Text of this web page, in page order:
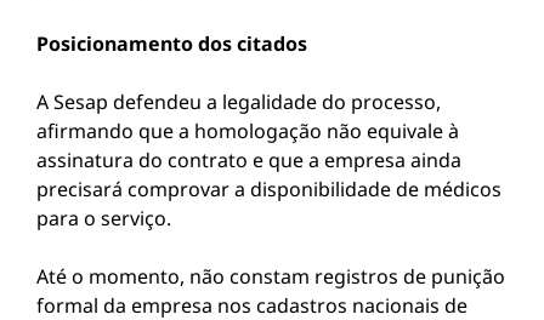
Posicionamento dos citados
​A Sesap defendeu a legalidade do processo,
afirmando que a homologação não equivale à
assinatura do contrato e que a empresa ainda
precisará comprovar a disponibilidade de médicos
para o serviço.
​Até o momento, não constam registros de punição
formal da empresa nos cadastros nacionais de